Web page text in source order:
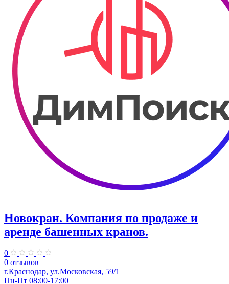
Новокран. Компания по продаже и
аренде башенных кранов.
0
0 отзывов
г.Краснодар, ул.Московская, 59/1
Пн-Пт 08:00-17:00